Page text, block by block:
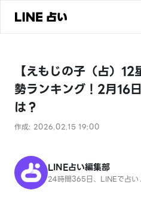
ユーザーの声
相談事例
占いの流れ
よくある質問
【えもじの子（占）
勢ランキング！2月16
は？
作成: 2026.02.15 19:00
LINE占い編集部
24時間365日、LINEで占